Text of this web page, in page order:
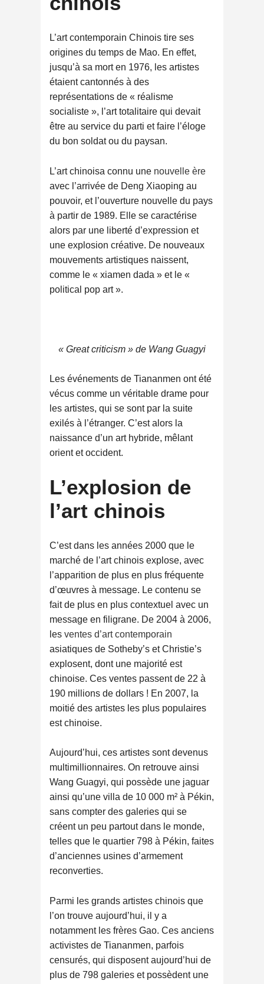
L’art contemporain Chinois tire ses
origines du temps de Mao. En effet,
jusqu’à sa mort en 1976, les artistes
étaient cantonnés à des
représentations de « réalisme
socialiste », l’art totalitaire qui devait
être au service du parti et faire l’éloge
du bon soldat ou du paysan.
L’art chinoisa connu une nouvelle ère
avec l’arrivée de Deng Xiaoping au
pouvoir, et l’ouverture nouvelle du pays
à partir de 1989. Elle se caractérise
alors par une liberté d’expression et
une explosion créative. De nouveaux
mouvements artistiques naissent,
comme le « xiamen dada » et le «
political pop art ».
« Great criticism » de Wang Guagyi
Les événements de Tiananmen ont été
vécus comme un véritable drame pour
les artistes, qui se sont par la suite
exilés à l’étranger. C’est alors la
naissance d’un art hybride, mêlant
orient et occident.
L’explosion de
l’art chinois
C’est dans les années 2000 que le
marché de l’art chinois explose, avec
l’apparition de plus en plus fréquente
d’œuvres à message. Le contenu se
fait de plus en plus contextuel avec un
message en filigrane. De 2004 à 2006,
les ventes d’art contemporain
asiatiques de Sotheby’s et Christie’s
explosent, dont une majorité est
chinoise. Ces ventes passent de 22 à
190 millions de dollars ! En 2007, la
moitié des artistes les plus populaires
est chinoise.
Aujourd’hui, ces artistes sont devenus
multimillionnaires. On retrouve ainsi
Wang Guagyi, qui possède une jaguar
ainsi qu’une villa de 10 000 m² à Pékin,
sans compter des galeries qui se
créent un peu partout dans le monde,
telles que le quartier 798 à Pékin, faites
d’anciennes usines d’armement
reconverties.
Parmi les grands artistes chinois que
l’on trouve aujourd’hui, il y a
notamment les frères Gao. Ces anciens
activistes de Tiananmen, parfois
censurés, qui disposent aujourd’hui de
plus de 798 galeries et possèdent une